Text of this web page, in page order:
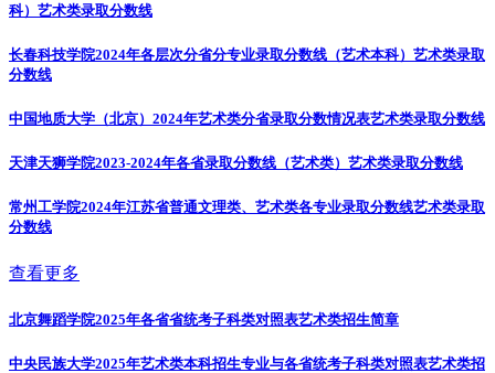
科） 艺术类录取分数线
长春科技学院2024年各层次分省分专业录取分数线（艺术本科） 艺术类录取
分数线
中国地质大学（北京）2024年艺术类分省录取分数情况表艺术类录取分数线
天津天狮学院2023-2024年各省录取分数线（艺术类） 艺术类录取分数线
常州工学院2024年江苏省普通文理类、艺术类各专业录取分数线艺术类录取
分数线
查看更多
北京舞蹈学院2025年各省省统考子科类对照表艺术类招生简章
中央民族大学2025年艺术类本科招生专业与各省统考子科类对照表艺术类招